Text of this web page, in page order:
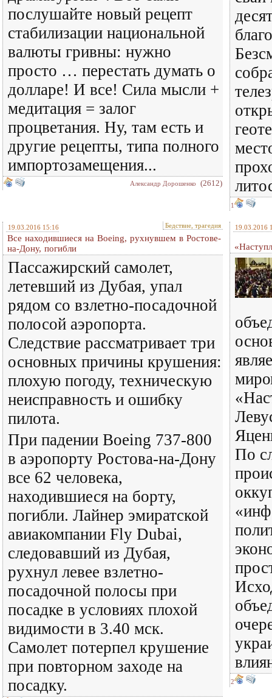
послушайте новый рецепт
стабилизации национальной
валюты гривны: нужно
просто … перестать думать о
долларе! И все! Сила мысли +
медитация = залог
процветания. Ну, там есть и
другие рецепты, типа полного
импортозамещения...
Александр Дорошенко (2612)
1
19.03.2016 15:16 Бедствие, трагедия
Все находившиеся на Boeing, рухнувшем в Ростове-
на-Дону, погибли
Пассажирский самолет,
летевший из Дубая, упал
рядом со взлетно-посадочной
полосой аэропорта.
Следствие рассматривает три
основных причины крушения:
плохую погоду, техническую
неисправность и ошибку
пилота.
При падении Boeing 737-800
в аэропорту Ростова-на-Дону
все 62 человека,
находившиеся на борту,
погибли. Лайнер эмиратской
авиакомпании Fly Dubai,
следовавший из Дубая,
рухнул левее взлетно-
посадочной полосы при
посадке в условиях плохой
видимости в 3.40 мск.
Самолет потерпел крушение
при повторном заходе на
посадку.
19.03.2016
По
2